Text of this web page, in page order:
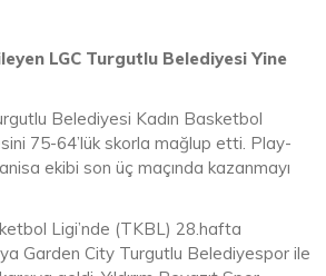
LGC Turgutlu Belediyesi Yine
Belediyesi Kadın Basketbol
75-64’lük skorla mağlup etti. Play-
ekibi son üç maçında kazanmayı
Ligi’nde (TKBL) 28.hafta
Garden City Turgutlu Belediyespor ile